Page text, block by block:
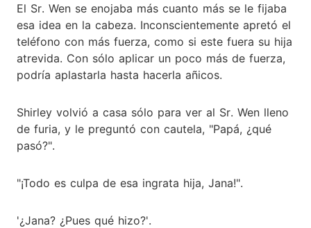
El Sr. Wen se enojaba más cuanto más se le fijaba
esa idea en la cabeza. Inconscientemente apretó el
teléfono con más fuerza, como si este fuera su hija
atrevida. Con sólo aplicar un poco más de fuerza,
podría aplastarla hasta hacerla añicos.
Shirley volvió a casa sólo para ver al Sr. Wen lleno
de furia, y le preguntó con cautela, "Papá, ¿qué
pasó?".
"¡Todo es culpa de esa ingrata hija, Jana!".
'¿Jana? ¿Pues qué hizo?'.